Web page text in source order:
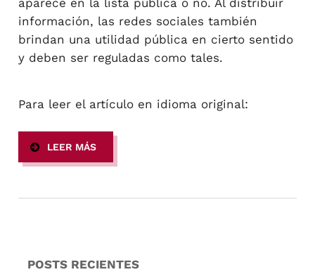
aparece en la lista pública o no. Al distribuir
información, las redes sociales también
brindan una utilidad pública en cierto sentido
y deben ser reguladas como tales.
Para leer el artículo en idioma original:
LEER MÁS
POSTS RECIENTES